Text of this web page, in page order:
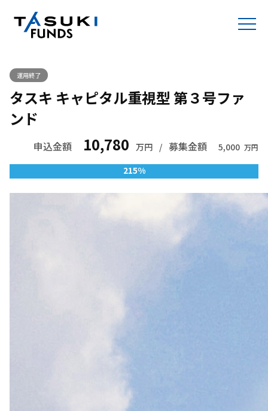
運用終了
タスキ キャピタル重視型 第３号ファ
ンド
申込金額 10,780 万円 / 募集金額 5,000 万円
215%